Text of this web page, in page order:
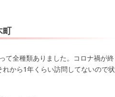
町
て全種類ありました。コロナ禍が終
から1年くらい訪問してないので状